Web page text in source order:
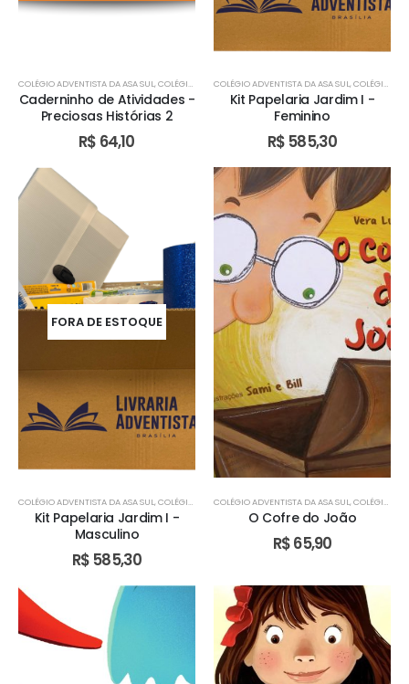
COLÉGIO ADVENTISTA DA ASA SUL,COLÉGIO ADVENTISTA DE ÁGUAS CLARAS ,COLÉGIO
Caderninho de Atividades -
Preciosas Histórias 2
R$ 64,10
COLÉGIO ADVENTISTA DA ASA SUL,COLÉGIO ADVENTISTA DE ÁGUAS CLARAS
Kit Papelaria Jardim I -
Feminino
R$ 585,30
FORA DE ESTOQUE
COLÉGIO ADVENTISTA DA ASA SUL,COLÉGIO ADVENTISTA DE ÁGUAS CLARAS ,COLÉGIO
Kit Papelaria Jardim I -
Masculino
R$ 585,30
COLÉGIO ADVENTISTA DA ASA SUL,COLÉGIO ADVENTISTA DE ÁGUAS CLARAS
O Cofre do João
R$65,90